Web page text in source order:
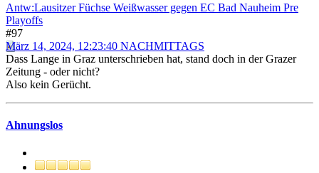
Antw:Lausitzer Füchse Weißwasser gegen EC Bad Nauheim Pre
Playoffs
#97
März 14, 2024, 12:23:40 NACHMITTAGS
Dass Lange in Graz unterschrieben hat, stand doch in der Grazer
Zeitung - oder nicht?
Also kein Gerücht.
Ahnungslos